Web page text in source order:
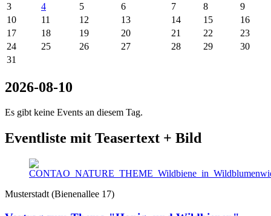
3
4 5 6 7 8
9
10
11 12 13 14 15
16
17
18 19 20 21 22
23
24
25 26 27 28 29
30
31
2026-08-10
Es gibt keine Events an diesem Tag.
Eventliste mit Teasertext + Bild
Musterstadt (Bienenallee 17)